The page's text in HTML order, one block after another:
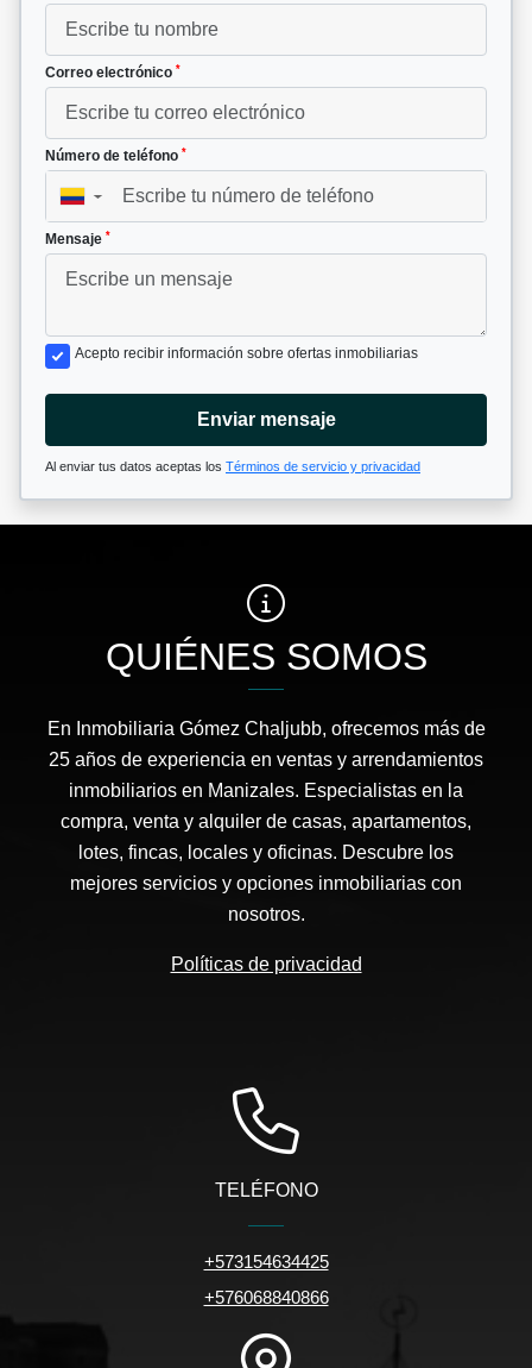
Correo electrónico *
Número de teléfono *
▼
Mensaje *
Acepto recibir información sobre ofertas inmobiliarias
Enviar mensaje
Al enviar tus datos aceptas los Términos de servicio y privacidad
QUIÉNES SOMOS
En Inmobiliaria Gómez Chaljubb, ofrecemos más de
25 años de experiencia en ventas y arrendamientos
inmobiliarios en Manizales. Especialistas en la
compra, venta y alquiler de casas, apartamentos,
lotes, fincas, locales y oficinas. Descubre los
mejores servicios y opciones inmobiliarias con
nosotros.
Políticas de privacidad
TELÉFONO
+573154634425
+576068840866